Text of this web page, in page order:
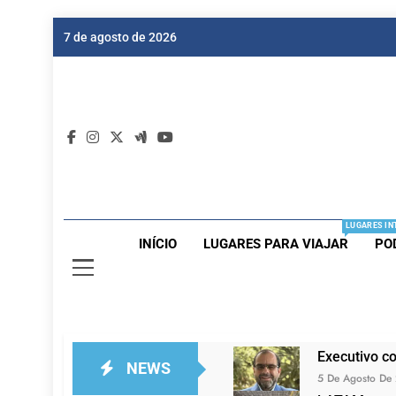
7 de agosto de 2026
INÍCIO LUGARES PARA VIAJAR
LUGARES
NEWS
Executivo
5 De Agosto